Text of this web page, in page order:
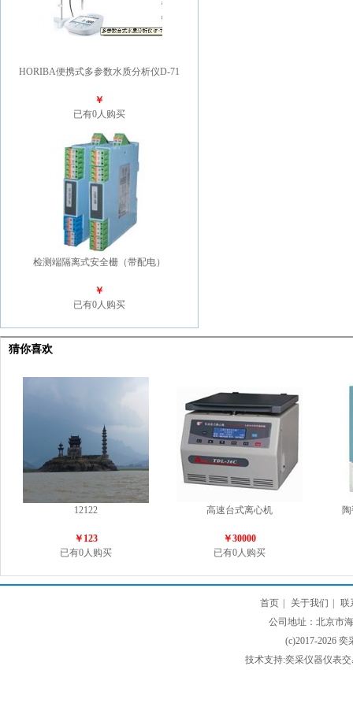
HORIBA便携式多参数水质分析仪D-71
￥
已有0人购买
检测端隔离式安全栅（带配电）
￥
已有0人购买
猜你喜欢
12122
￥123
已有0人购买
高速台式离心机
￥30000
已有0人购买
首页 关于我们
联
公司地址：北京市
(c)2017-2026
技术支持:奕采仪器仪表